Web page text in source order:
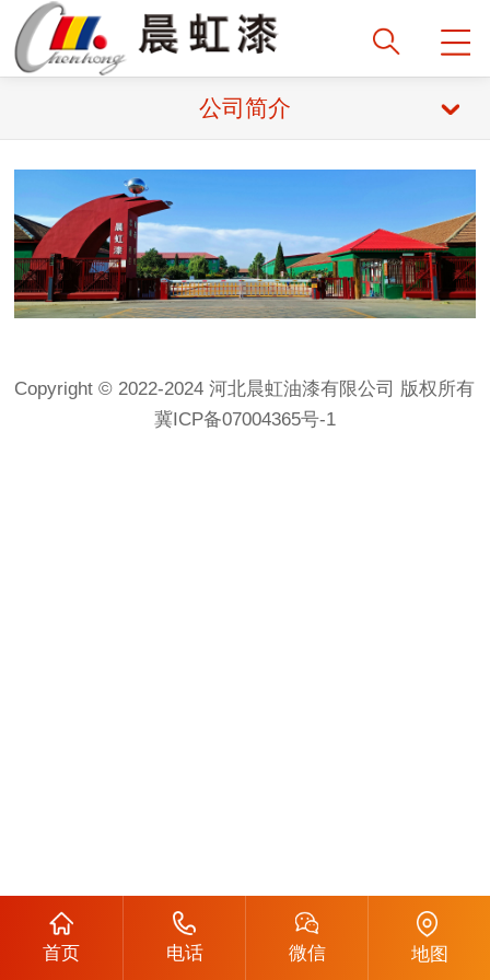
公司简介
Copyright © 2022-2024 河北晨虹油漆有限公司 版权所有
冀ICP备07004365号-1
首页 电话 微信 地图